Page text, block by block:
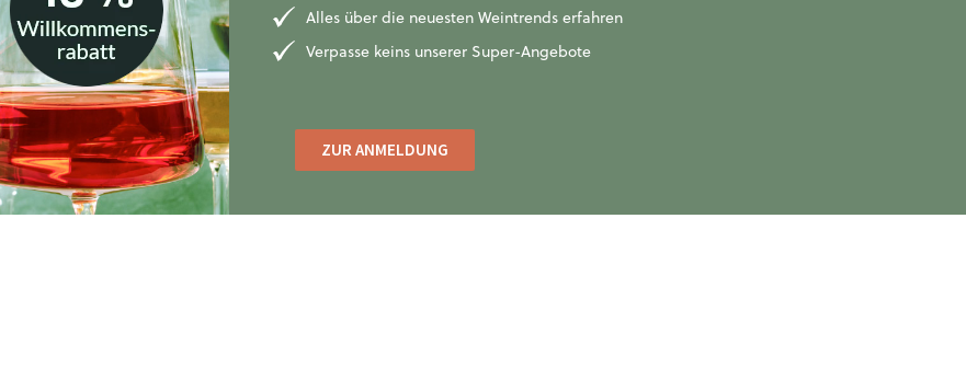
Alles über die neuesten Weintrends erfahren
Verpasse keins unserer Super-Angebote
ZUR ANMELDUNG